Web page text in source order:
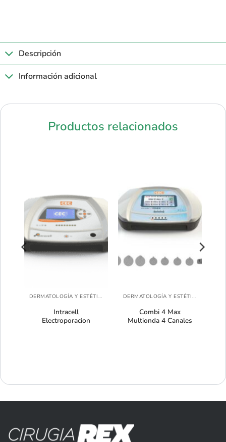
Descripción
Información adicional
Productos relacionados
DERMATOLOGÍA Y ESTÉTICA
Intracell
Electroporacion
DERMATOLOGÍA Y ESTÉTICA
Combi 4 Max
Multionda 4 Canales